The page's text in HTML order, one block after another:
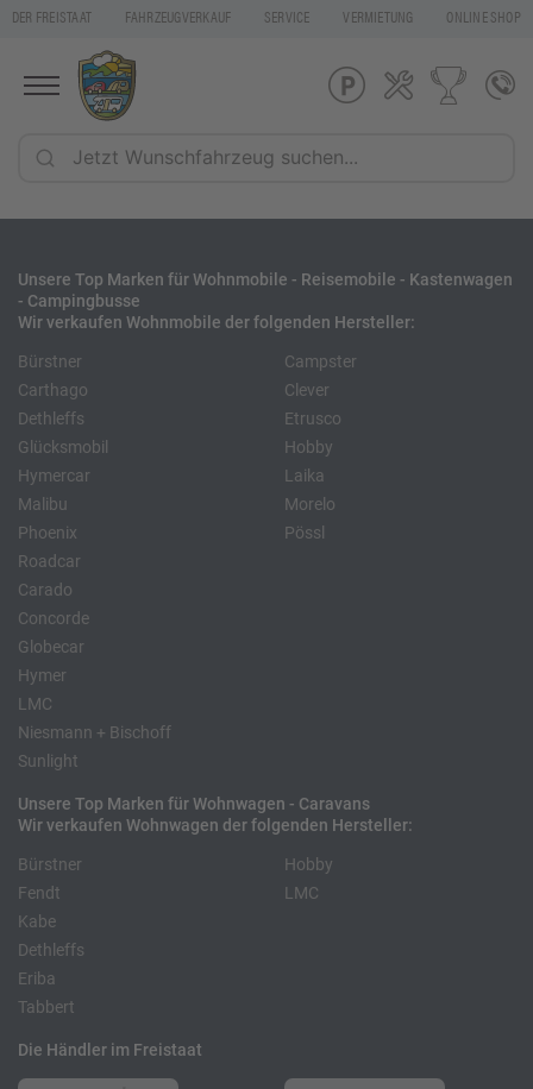
DER FREISTAAT FAHRZEUGVERKAUF SERVICE VERMIETUNG ONLINE SHOP
Unsere Top Marken für Wohnmobile - Reisemobile - Kastenwagen
- Campingbusse
Wir verkaufen Wohnmobile der folgenden Hersteller:
Bürstner
Carthago
Dethleffs
Glücksmobil
Hymercar
Malibu
Phoenix
Roadcar
Campster
Clever
Etrusco
Hobby
Laika
Morelo
Pössl
Carado
Concorde
Globecar
Hymer
LMC
Niesmann + Bischoff
Sunlight
Unsere Top Marken für Wohnwagen - Caravans
Wir verkaufen Wohnwagen der folgenden Hersteller:
Bürstner
Fendt
Kabe
Hobby
LMC
Dethleffs
Eriba
Tabbert
Die Händler im Freistaat